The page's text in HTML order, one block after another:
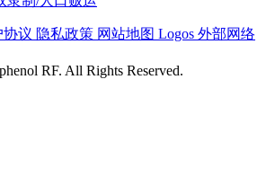
协议 隐私政策 网站地图 Logos 外部网络
RF. All Rights Reserved.